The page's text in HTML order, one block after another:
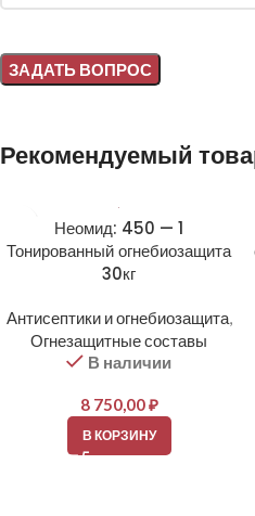
Рекомендуемый
Неомид: 450 — 1
Тонированный огнебиозащита
30кг
Антисептики и огнебиозащита,
Огнезащитные составы
В наличии
8 750,00₽
В КОРЗИНУ